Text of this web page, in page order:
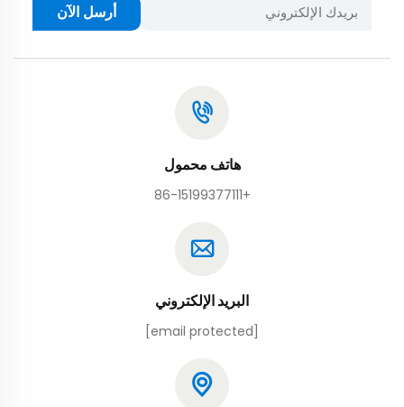
أرسل الآن
هاتف محمول
+86-15199377111
البريد الإلكتروني
[email protected]